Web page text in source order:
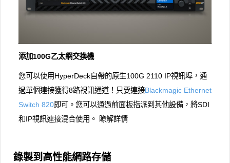
添加100G乙太網交換機
您可以使用HyperDeck自帶的原生100G 2110 IP視訊埠，通
過單個連接獲得8路視訊通道！只要連接Blackmagic Ethernet
Switch 820即可。您可以通過前面板指派到其他設備，將SDI
和IP視訊連接混合使用。 瞭解詳情
錄製到高性能網路存儲